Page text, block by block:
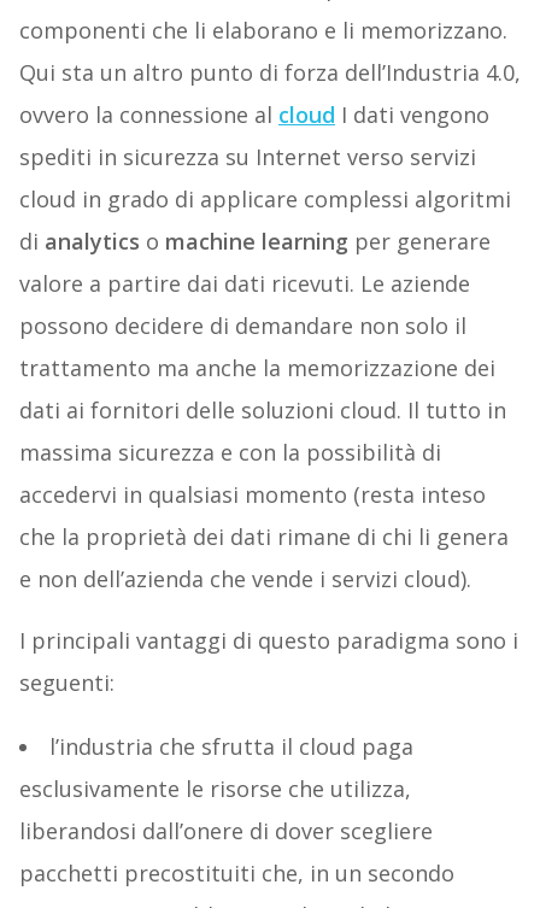
componenti che li elaborano e li memorizzano.
Qui sta un altro punto di forza dell’Industria 4.0,
ovvero la connessione al cloud I dati vengono
spediti in sicurezza su Internet verso servizi
cloud in grado di applicare complessi algoritmi
di analytics o machine learning per generare
valore a partire dai dati ricevuti. Le aziende
possono decidere di demandare non solo il
trattamento ma anche la memorizzazione dei
dati ai fornitori delle soluzioni cloud. Il tutto in
massima sicurezza e con la possibilità di
accedervi in qualsiasi momento (resta inteso
che la proprietà dei dati rimane di chi li genera
e non dell’azienda che vende i servizi cloud).
I principali vantaggi di questo paradigma sono i
seguenti:
l’industria che sfrutta il cloud paga
esclusivamente le risorse che utilizza,
liberandosi dall’onere di dover scegliere
pacchetti precostituiti che, in un secondo